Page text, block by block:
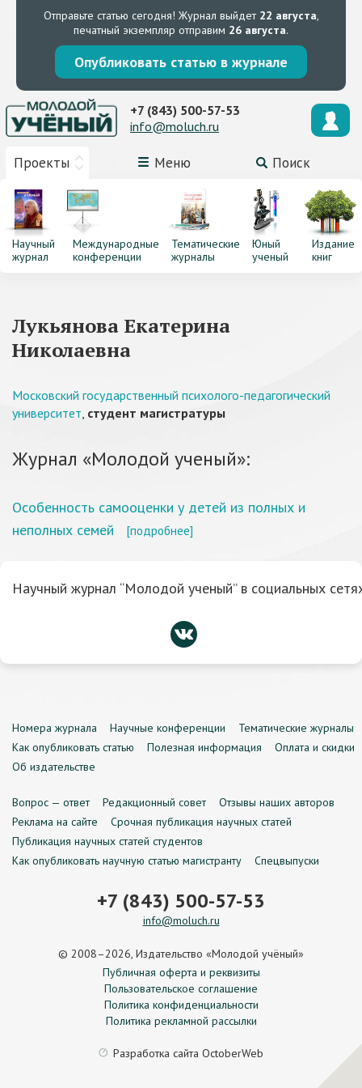
Отправьте статью сегодня! Журнал выйдет 22 августа,
печатный экземпляр отправим 26 августа.
Опубликовать статью в журнале
Проекты Меню Поиск
+7 (843) 500-57-53
info@moluch.ru
Научный
журнал
Международные
конференции
Тематические
журналы
Юный
ученый
Издание
книг
Лукьянова Екатерина
Николаевна
Московский государственный психолого-педагогический
университет, студент магистратуры
Журнал «Молодой ученый»:
Особенность самооценки у детей из полных и
неполных семей
[подробнее]
Научный журнал “Молодой ученый” в социальных
Номера журнала Научные конференции
Тематические журналы
Как опубликовать статью
Полезная информация
Оплата и скидки
Об издательстве
Вопрос — ответ Редакционный совет
Отзывы наших авторов
Реклама на сайте
Срочная публикация научных статей
Публикация научных статей студентов
Как опубликовать научную статью магистранту
Спецвыпуски
+7 (843) 500-57-53
info@moluch.ru
© 2008–2026, Издательство «Молодой учёный»
Публичная оферта и реквизиты
Пользовательское соглашение
Политика конфиденциальности
Политика рекламной рассылки
Разработка сайта OctoberWeb